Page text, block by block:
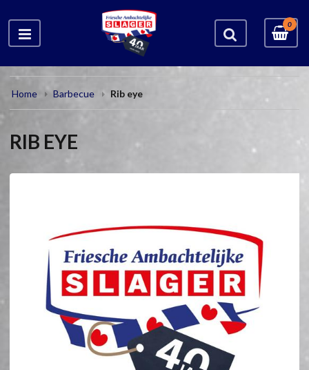
0
Home Barbecue Rib eye
RIB EYE